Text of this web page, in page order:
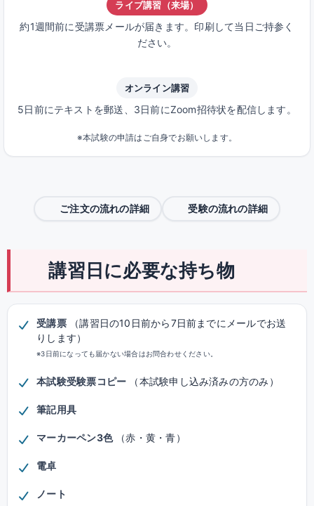
ライブ講習（来場）
約1週間前に受講票メールが届きます。印刷して当日ご持参く
ださい。
オンライン講習
5日前にテキストを郵送、3日前にZoom招待状を配信します。
※本試験の申請はご自身でお願いします。
ご注文の流れの詳細 受験の流れの詳細
講習日に必要な持ち物
受講票
（講習日の10日前から7日前までにメールでお送
りします）
※3日前になっても届かない場合はお問合わせください。
本試験受験票コピー （本試験申し込み済みの方のみ）
筆記用具
マーカーペン3色 （赤・黄・青）
電卓
ノート